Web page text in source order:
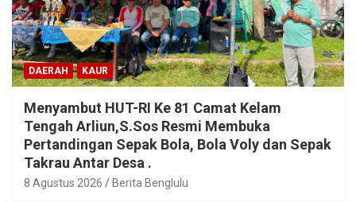
DAERAH KAUR
Menyambut HUT-RI Ke 81 Camat Kelam
Tengah Arliun,S.Sos Resmi Membuka
Pertandingan Sepak Bola, Bola Voly dan Sepak
Takrau Antar Desa .
8 Agustus 2026 Berita Benglulu